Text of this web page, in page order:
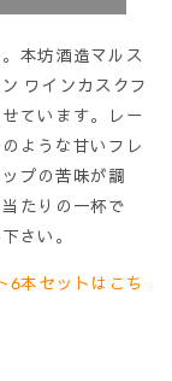
本坊酒造マルス
ワインカスクフ
ています。レー
ような甘いフレ
プの苦味が調
たりの一杯で
さい。
6本セットはこち